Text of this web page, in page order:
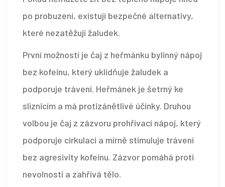
po probuzení, existují bezpečné alternativy,
které nezatěžují žaludek.
První možností je čaj z heřmánku bylinný nápoj
bez kofeinu, který uklidňuje žaludek a
podporuje trávení. Heřmánek je šetrný ke
sliznicím a má protizánětlivé účinky. Druhou
volbou je čaj z zázvoru prohřívací nápoj, který
podporuje cirkulaci a mírně stimuluje trávení
bez agresivity kofeinu. Zázvor pomáhá proti
nevolnosti a zahřívá tělo.